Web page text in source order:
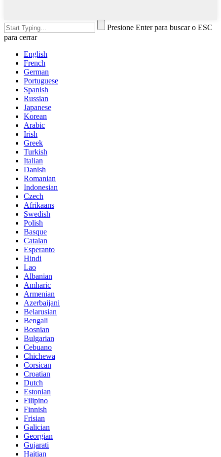
Presione Enter para buscar o ESC
para cerrar
English
French
German
Portuguese
Spanish
Russian
Japanese
Korean
Arabic
Irish
Greek
Turkish
Italian
Danish
Romanian
Indonesian
Czech
Afrikaans
Swedish
Polish
Basque
Catalan
Esperanto
Hindi
Lao
Albanian
Amharic
Armenian
Azerbaijani
Belarusian
Bengali
Bosnian
Bulgarian
Cebuano
Chichewa
Corsican
Croatian
Dutch
Estonian
Filipino
Finnish
Frisian
Galician
Georgian
Gujarati
Haitian